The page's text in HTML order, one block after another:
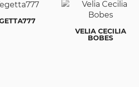
VELIA CECILIA
BOBES